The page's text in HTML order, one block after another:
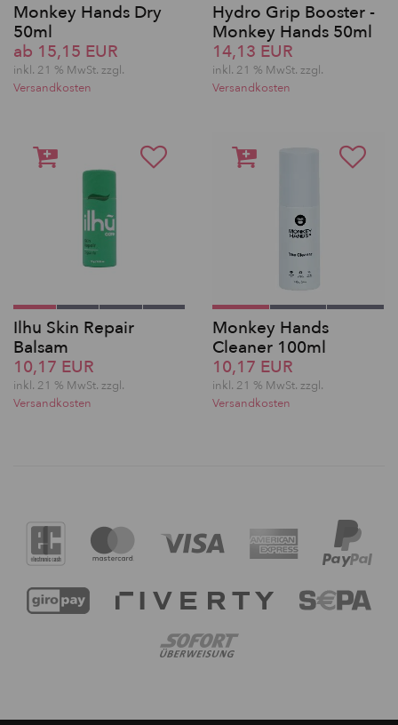
Monkey Hands Dry
50ml
ab 15,15 EUR
inkl. 21 % MwSt. zzgl.
Versandkosten
Hydro Grip Booster -
Monkey Hands 50ml
14,13 EUR
inkl. 21 % MwSt. zzgl.
Versandkosten
Ilhu Skin Repair
Balsam
10,17 EUR
inkl. 21 % MwSt. zzgl.
Versandkosten
Monkey Hands
Cleaner 100ml
10,17 EUR
inkl. 21 % MwSt. zzgl.
Versandkosten